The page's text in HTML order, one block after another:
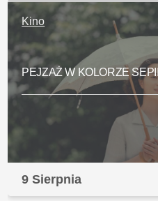
Kino
PEJZAŻ W KOLORZE SEPII
9 Sierpnia